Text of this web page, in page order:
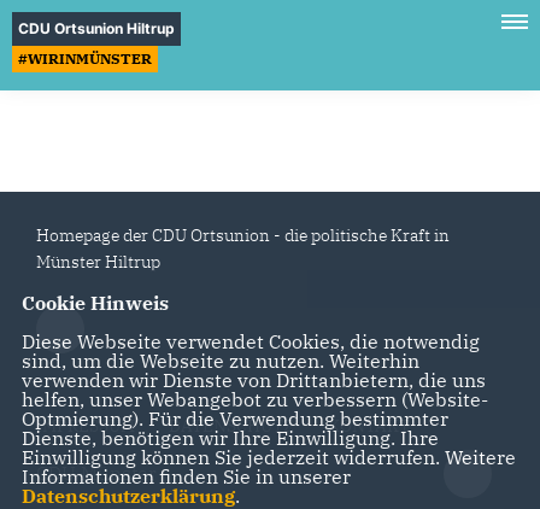
CDU Ortsunion Hiltrup
#WIRINMÜNSTER
Homepage der CDU Ortsunion - die politische Kraft in
Münster Hiltrup
IMPRESSUM DATENSCHUTZ KONTAKT
CDU Münster
Cookie Hinweis
Diese Webseite verwendet Cookies, die notwendig
sind, um die Webseite zu nutzen. Weiterhin
verwenden wir Dienste von Drittanbietern, die uns
helfen, unser Webangebot zu verbessern (Website-
Optmierung). Für die Verwendung bestimmter
Dienste, benötigen wir Ihre Einwilligung. Ihre
Einwilligung können Sie jederzeit widerrufen. Weitere
Informationen finden Sie in unserer
Datenschutzerklärung.